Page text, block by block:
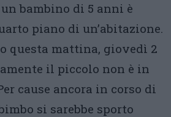
bambino di 5 anni è
piano di un’abitazione.
questa mattina, giovedì 2
il piccolo non è in
cause ancora in corso di
si sarebbe sporto